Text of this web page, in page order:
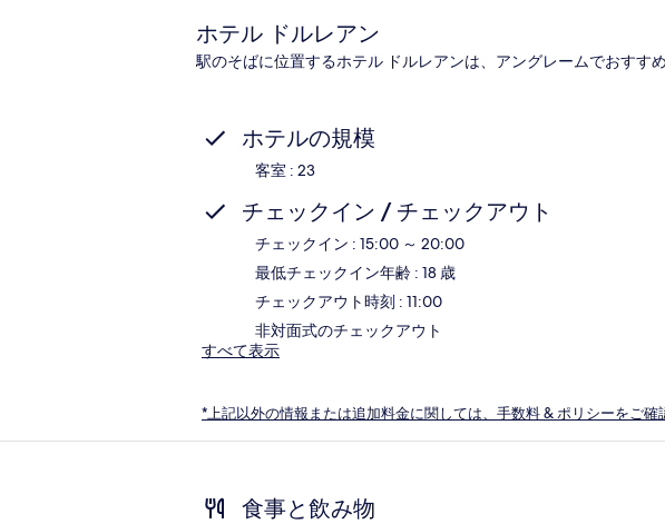
ホテル ドルレアン
駅のそばに位置するホテル ドルレアンは、アングレームでおすす
ホテルの規模
客室 : 23
チェックイン / チェックアウト
チェックイン : 15:00 ～ 20:00
最低チェックイン年齢 : 18 歳
チェックアウト時刻 : 11:00
非対面式のチェックアウト
すべて表示
*上記以外の情報または追加料金に関しては、手数料 & ポリシーをご確
食事と飲み物